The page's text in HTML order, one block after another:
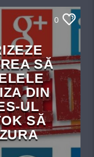
0
SĂ
DIN
UL
SĂ